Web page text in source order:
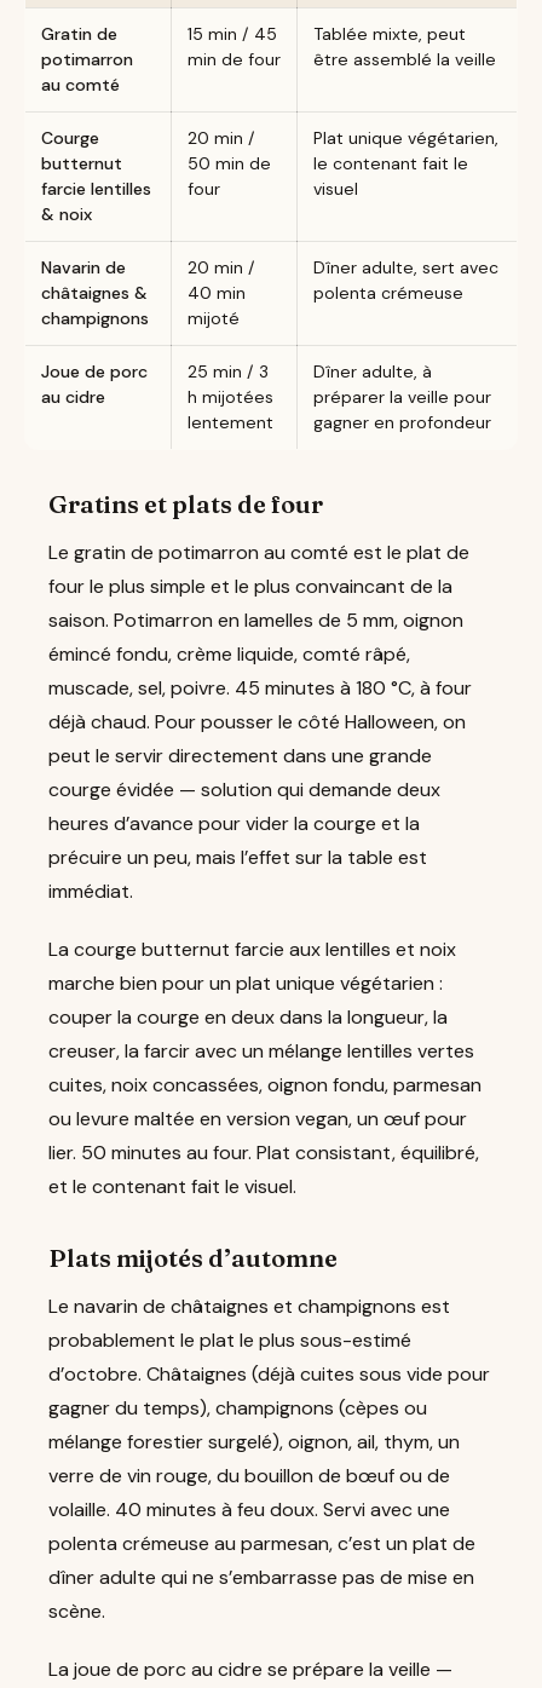
Gratin de
potimarron
au comté
15 min / 45
min de four
Tablée mixte, peut
être assemblé la veille
Courge
butternut
farcie lentilles
& noix
20 min /
50 min de
four
Plat unique végétarien,
le contenant fait le
visuel
Navarin de
châtaignes &
champignons
20 min /
40 min
mijoté
Dîner adulte, sert avec
polenta crémeuse
Joue de porc
au cidre
25 min / 3
h mijotées
lentement
Dîner adulte, à
préparer la veille pour
gagner en profondeur
Gratins et plats de four
Le gratin de potimarron au comté est le plat de
four le plus simple et le plus convaincant de la
saison. Potimarron en lamelles de 5 mm, oignon
émincé fondu, crème liquide, comté râpé,
muscade, sel, poivre. 45 minutes à 180 °C, à four
déjà chaud. Pour pousser le côté Halloween, on
peut le servir directement dans une grande
courge évidée — solution qui demande deux
heures d’avance pour vider la courge et la
précuire un peu, mais l’effet sur la table est
immédiat.
La courge butternut farcie aux lentilles et noix
marche bien pour un plat unique végétarien :
couper la courge en deux dans la longueur, la
creuser, la farcir avec un mélange lentilles vertes
cuites, noix concassées, oignon fondu, parmesan
ou levure maltée en version vegan, un œuf pour
lier. 50 minutes au four. Plat consistant, équilibré,
et le contenant fait le visuel.
Plats mijotés d’automne
Le navarin de châtaignes et champignons est
probablement le plat le plus sous-estimé
d’octobre. Châtaignes (déjà cuites sous vide pour
gagner du temps), champignons (cèpes ou
mélange forestier surgelé), oignon, ail, thym, un
verre de vin rouge, du bouillon de bœuf ou de
volaille. 40 minutes à feu doux. Servi avec une
polenta crémeuse au parmesan, c’est un plat de
dîner adulte qui ne s’embarrasse pas de mise en
scène.
La joue de porc au cidre se prépare la veille —